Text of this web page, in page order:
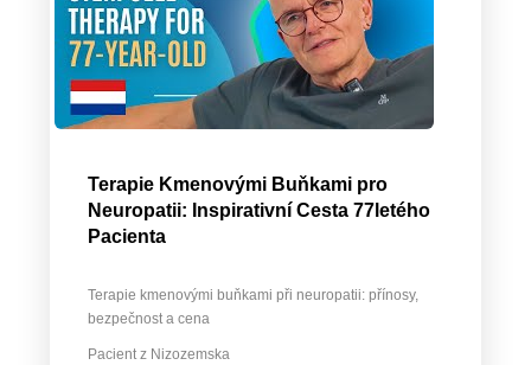
Terapie Kmenovými Buňkami pro
Neuropatii: Inspirativní Cesta 77letého
Pacienta
Terapie kmenovými buňkami při neuropatii: přínosy,
bezpečnost a cena
Pacient z Nizozemska